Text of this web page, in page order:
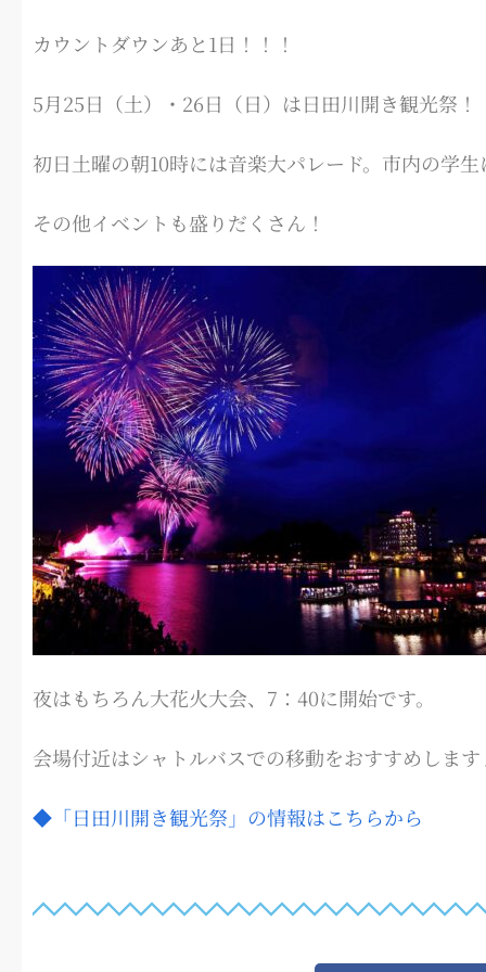
カウントダウンあと1日！！！
5月25日（土）・26日（日）は日田川開き観光祭！
初日土曜の朝10時には音楽大パレード。市内の学
その他イベントも盛りだくさん！
夜はもちろん大花火大会、7：40に開始です。
会場付近はシャトルバスでの移動をおすすめしま
◆「日田川開き観光祭」の情報はこちらから